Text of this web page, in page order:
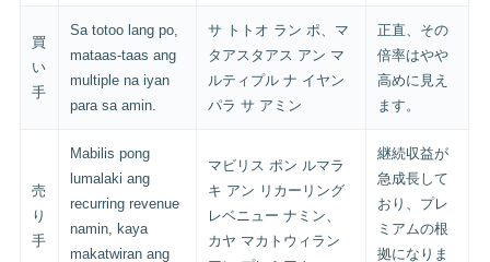
買
い
手
Sa totoo lang po,
mataas-taas ang
multiple na iyan
para sa amin.
サ トトオ ラン ポ、マ
タアスタアス アン マ
ルティプル ナ イヤン
パラ サ アミン
正直、その
倍率はやや
高めに見え
ます。
売
り
手
Mabilis pong
lumalaki ang
recurring revenue
namin, kaya
makatwiran ang
マビリス ポン ルマラ
キ アン リカーリング
レベニュー ナミン、
カヤ マカトウィラン
継続収益が
急成長して
おり、プレ
ミアムの根
拠になりま